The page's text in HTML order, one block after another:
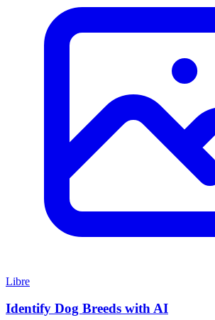
Libre
Identify Dog Breeds with AI